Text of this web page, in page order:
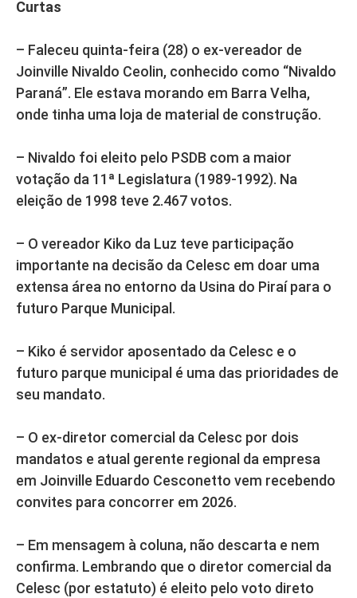
Curtas
– Faleceu quinta-feira (28) o ex-vereador de
Joinville Nivaldo Ceolin, conhecido como “Nivaldo
Paraná”. Ele estava morando em Barra Velha,
onde tinha uma loja de material de construção.
– Nivaldo foi eleito pelo PSDB com a maior
votação da 11ª Legislatura (1989-1992). Na
eleição de 1998 teve 2.467 votos.
– O vereador Kiko da Luz teve participação
importante na decisão da Celesc em doar uma
extensa área no entorno da Usina do Piraí para o
futuro Parque Municipal.
– Kiko é servidor aposentado da Celesc e o
futuro parque municipal é uma das prioridades de
seu mandato.
– O ex-diretor comercial da Celesc por dois
mandatos e atual gerente regional da empresa
em Joinville Eduardo Cesconetto vem recebendo
convites para concorrer em 2026.
– Em mensagem à coluna, não descarta e nem
confirma. Lembrando que o diretor comercial da
Celesc (por estatuto) é eleito pelo voto direto